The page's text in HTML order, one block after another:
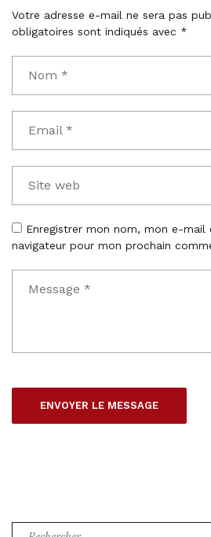
Votre adresse e-mail ne sera pas
obligatoires sont indiqués avec *
Enregistrer mon nom, mon e-
navigateur pour mon prochain
Recherche